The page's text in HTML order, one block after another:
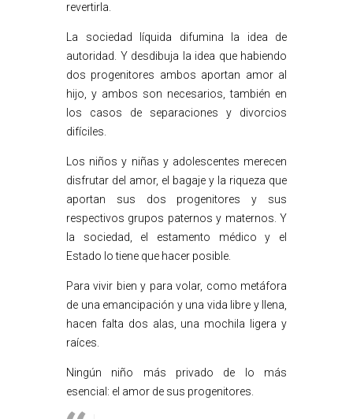
revertirla.
La sociedad líquida difumina la idea de
autoridad. Y desdibuja la idea que habiendo
dos progenitores ambos aportan amor al
hijo, y ambos son necesarios, también en
los casos de separaciones y divorcios
difíciles.
Los niños y niñas y adolescentes merecen
disfrutar del amor, el bagaje y la riqueza que
aportan sus dos progenitores y sus
respectivos grupos paternos y maternos. Y
la sociedad, el estamento médico y el
Estado lo tiene que hacer posible.
Para vivir bien y para volar, como metáfora
de una emancipación y una vida libre y llena,
hacen falta dos alas, una mochila ligera y
raíces.
Ningún niño más privado de lo más
esencial: el amor de sus progenitores.